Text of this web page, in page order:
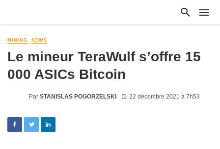
MINING NEWS
Le mineur TeraWulf s’offre 15
000 ASICs Bitcoin
Par STANISLAS POGORZELSKI 22 décembre 2021 à 7h53